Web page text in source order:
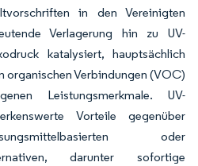
in den Vereinigten
Verlagerung hin zu UV-
katalysiert, hauptsächlich
organischen Verbindungen (VOC)
Leistungsmerkmale. UV-
Vorteile gegenüber
oder
darunter sofortige